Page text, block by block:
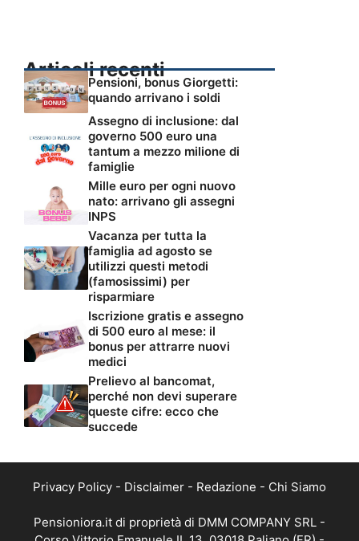
Articoli recenti
Pensioni, bonus Giorgetti:
quando arrivano i soldi
Assegno di inclusione: dal
governo 500 euro una
tantum a mezzo milione di
famiglie
Mille euro per ogni nuovo
nato: arrivano gli assegni
INPS
Vacanza per tutta la
famiglia ad agosto se
utilizzi questi metodi
(famosissimi) per
risparmiare
Iscrizione gratis e assegno
di 500 euro al mese: il
bonus per attrarre nuovi
medici
Prelievo al bancomat,
perché non devi superare
queste cifre: ecco che
succede
Privacy Policy - Disclaimer - Redazione - Chi Siamo
Pensioniora.it di proprietà di DMM COMPANY SRL -